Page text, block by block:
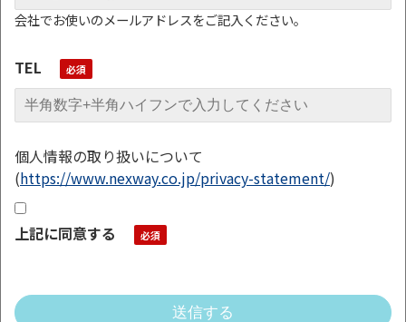
会社でお使いのメールアドレスをご記入ください。
TEL
個人情報の取り扱いについて
(https://www.nexway.co.jp/privacy-statement/)
上記に同意する